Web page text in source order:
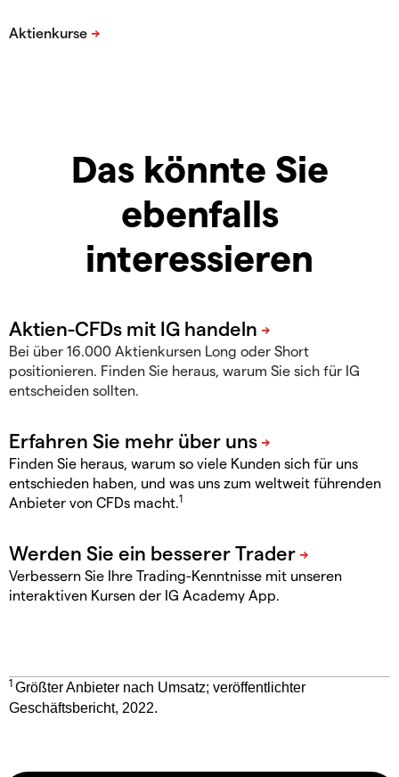
Das könnte Sie
ebenfalls
interessieren
Bei über 16.000 Aktienkursen Long oder Short
positionieren. Finden Sie heraus, warum Sie sich für IG
entscheiden sollten.
Finden Sie heraus, warum so viele Kunden sich für uns
entschieden haben, und was uns zum weltweit führenden
Anbieter von CFDs macht.1
Verbessern Sie Ihre Trading-Kenntnisse mit unseren
interaktiven Kursen der IG Academy App.
1 Größter Anbieter nach Umsatz; veröffentlichter
Geschäftsbericht, 2022.